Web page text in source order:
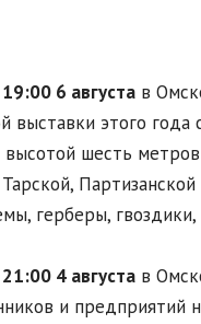
6 августав
выставки этого
шесть
герберы,
4 августав
и предприятий